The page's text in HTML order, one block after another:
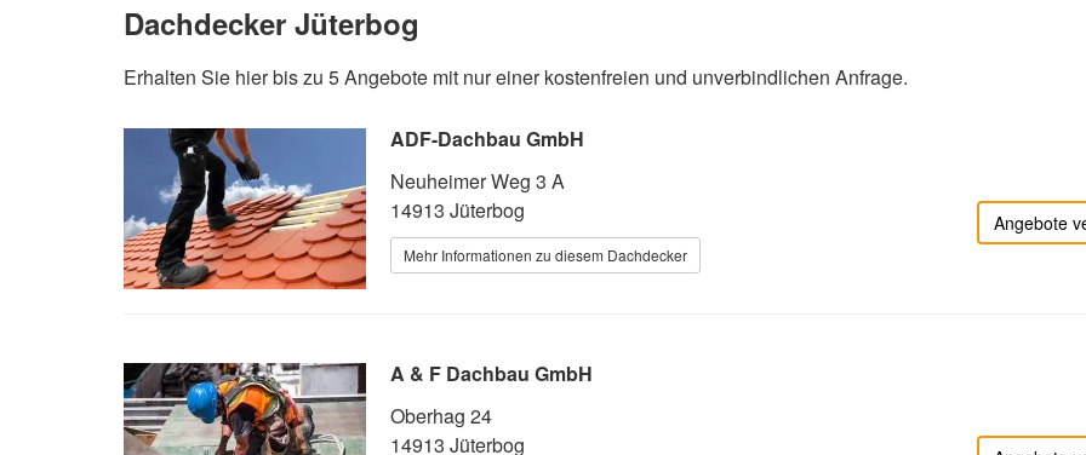
Dachdecker Jüterbog
Erhalten Sie hier bis zu 5 Angebote mit nur einer kostenfreien und unverbindlichen Anfrage.
ADF-Dachbau GmbH
Neuheimer Weg 3 A
14913 Jüterbog
Mehr Informationen zu diesem Dachdecker
Angebote
A & F Dachbau GmbH
Oberhag 24
14913 Jüterbog